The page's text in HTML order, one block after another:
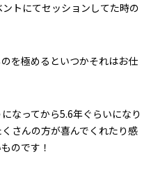
トにてセッションしてた時の
を極めるといつかそれはお仕
なってから5.6年ぐらいになり
さんの方が喜んでくれたり感
のです！